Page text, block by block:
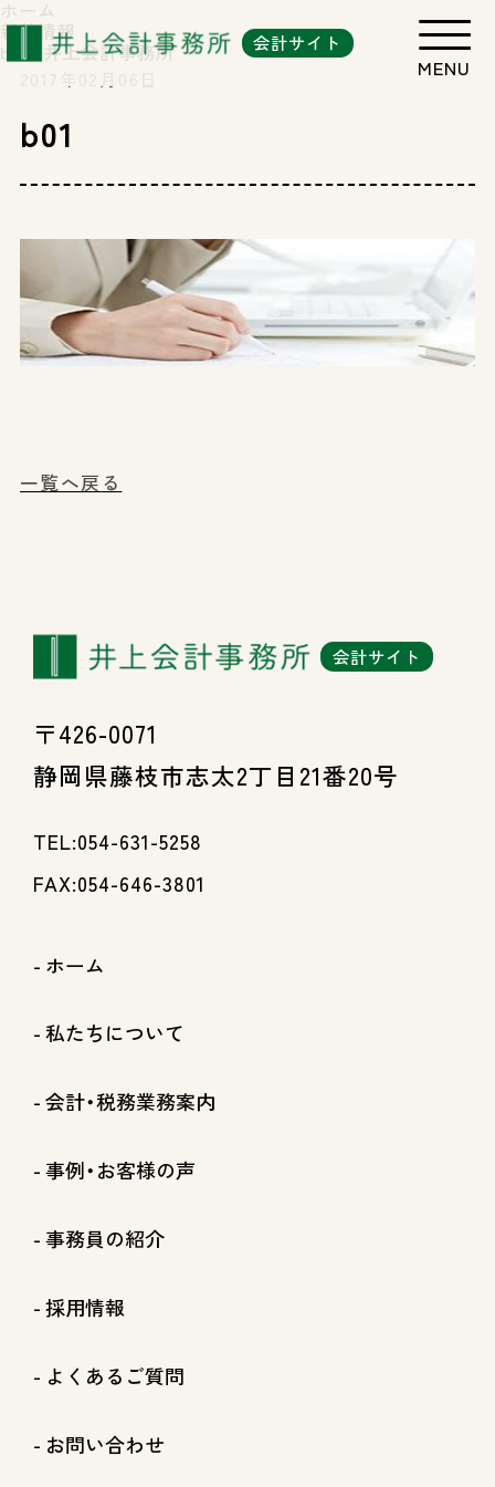
会計サイト
ホーム
新着情報
b01 | 井上会計事務所
b01
一覧へ戻る
会計サイト
〒426-0071
静岡県藤枝市志太2丁目21番20号
TEL:054-631-5258
FAX:054-646-3801
ホーム
私たちについて
会計・税務業務案内
事例・お客様の声
事務員の紹介
採用情報
よくあるご質問
お問い合わせ